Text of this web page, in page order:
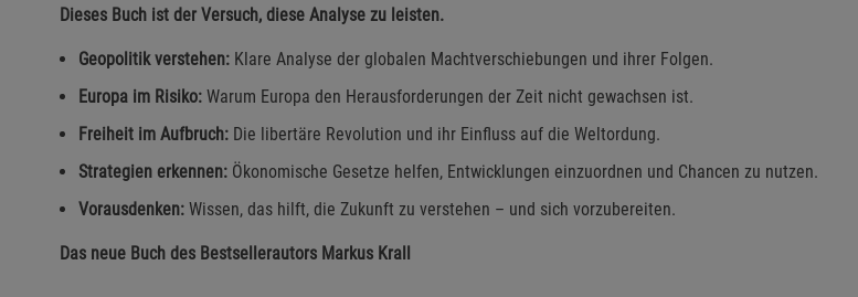
Dieses Buch ist der Versuch, diese Analyse zu leisten.
Geopolitik verstehen: Klare Analyse der globalen Machtverschiebungen und ihrer Folgen.
Europa im Risiko: Warum Europa den Herausforderungen der Zeit nicht gewachsen ist.
Freiheit im Aufbruch: Die libertäre Revolution und ihr Einfluss auf die Weltordung.
Strategien erkennen: Ökonomische Gesetze helfen, Entwicklungen einzuordnen und Chancen zu nutzen.
Vorausdenken: Wissen, das hilft, die Zukunft zu verstehen – und sich vorzubereiten.
Das neue Buch des Bestsellerautors Markus Krall